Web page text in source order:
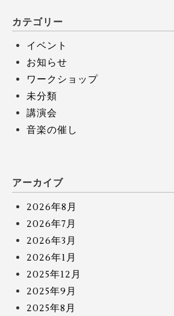
カテゴリー
イベント
お知らせ
ワークショップ
未分類
講演会
音楽の催し
アーカイブ
2026年8月
2026年7月
2026年3月
2026年1月
2025年12月
2025年9月
2025年8月